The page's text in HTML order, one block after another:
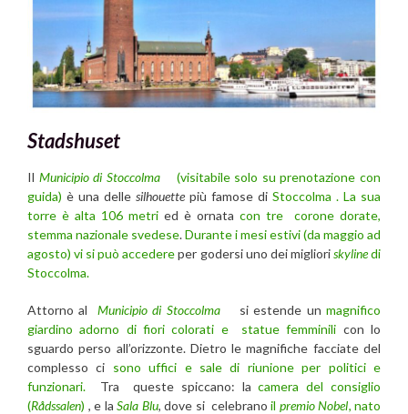
Stadshuset
Il Municipio di Stoccolma
(visitabile solo su prenotazione con
guida) è una delle silhouette più famose di Stoccolma . La sua
torre è alta 106 metri ed è ornata con tre corone dorate,
stemma nazionale svedese.Durante i mesi estivi (da maggio ad
agosto) vi si può accedereper godersi uno dei miglioriskylinedi
Stoccolma.
Attorno al Municipio di Stoccolma si estende unmagnifico
giardino adorno di fiori colorati e statue femminili con lo
sguardo perso all’orizzonte. Dietro le magnifiche facciate del
complesso ci sono uffici e sale di riunione per politici e
funzionari.
Tra queste spiccano: lacamera del consiglio
(Rådssalen) , e laSala Blu, dove si celebranoil premio Nobel, nato